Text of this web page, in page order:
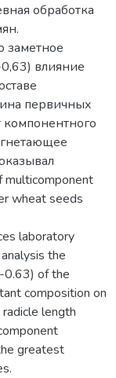
обработка
заметное
влияние
первичных
компонентного
multicomponent
wheat seeds
laboratory
the
0.63) of the
composition on
length
greatest